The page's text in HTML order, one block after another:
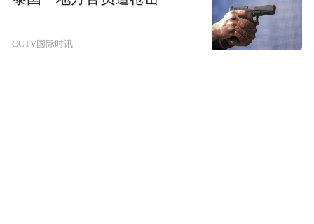
CCTV国际时讯